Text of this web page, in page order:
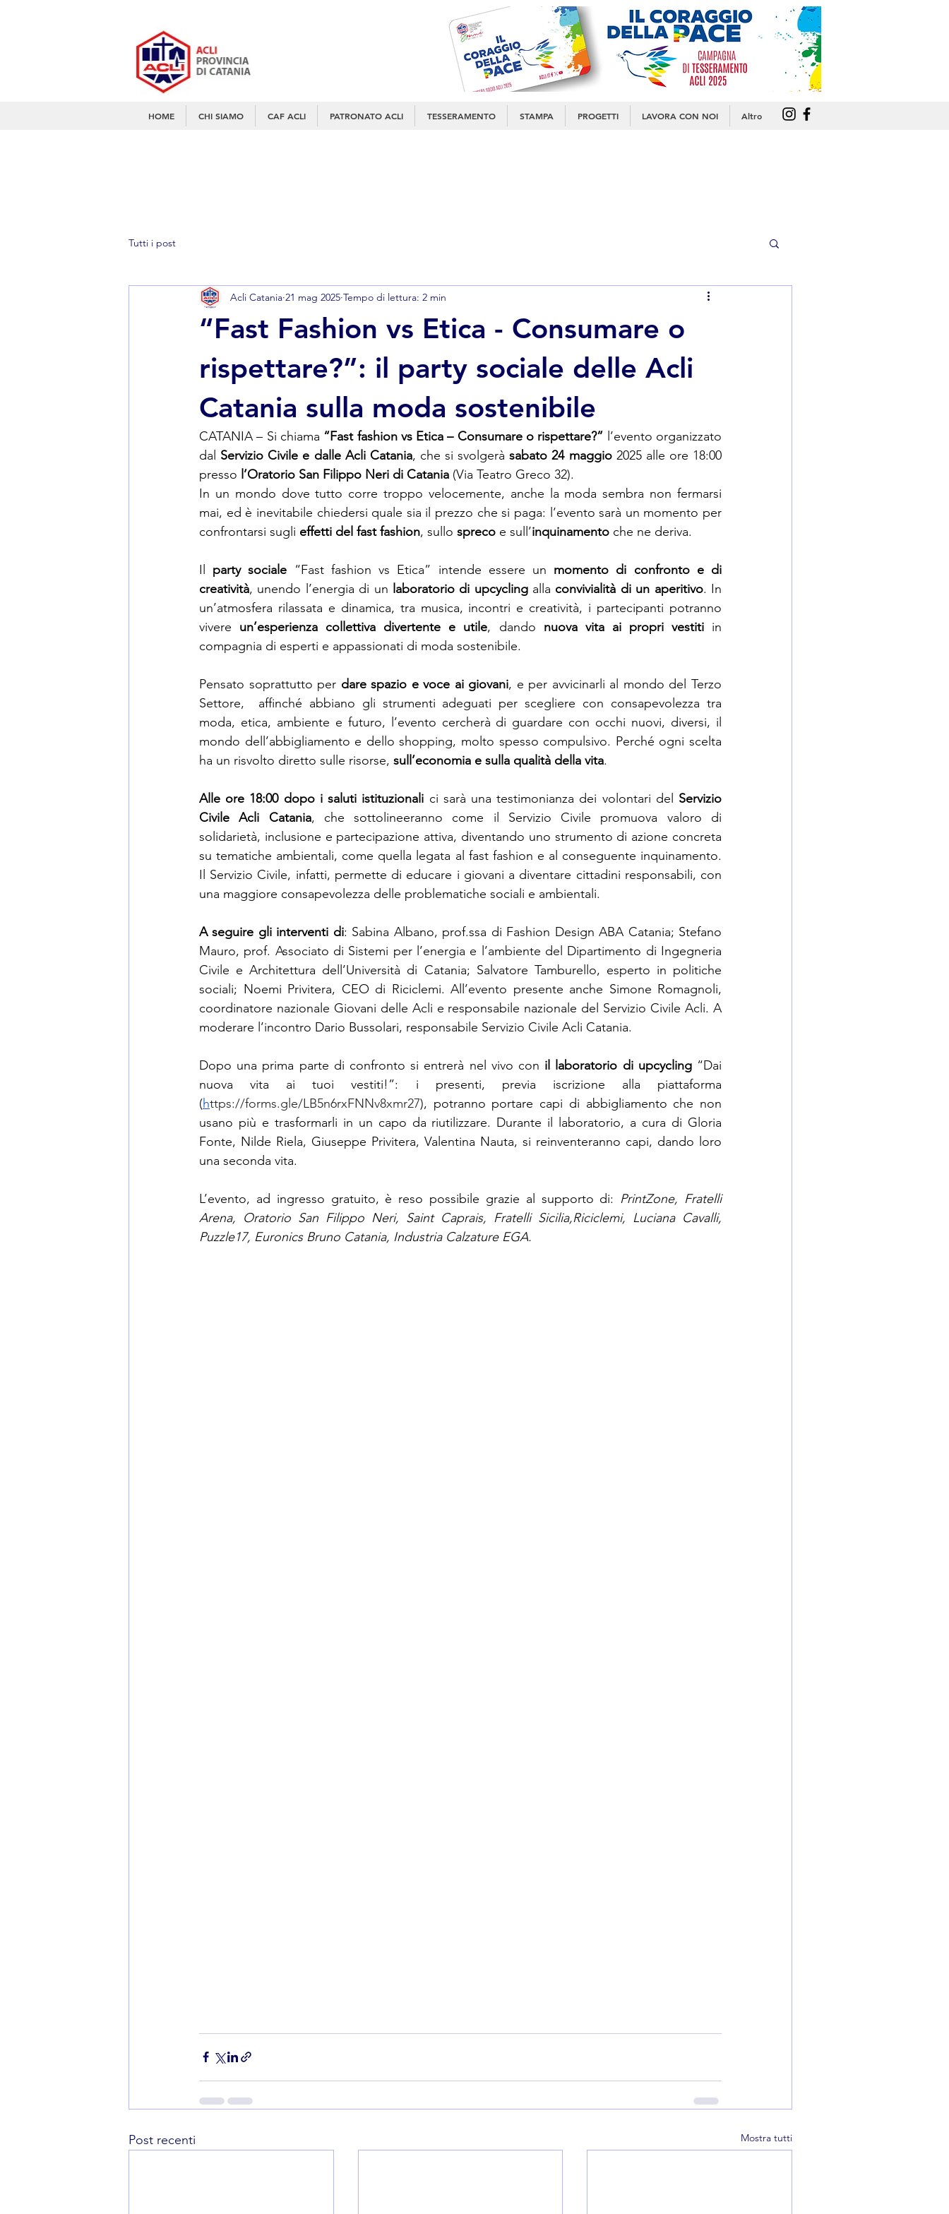
HOME CHI SIAMO CAF ACLI PATRONATO ACLI TESSERAMENTO STAMPA PROGETTI LAVORA CON NOI Altro
Tutti i post
“Fast Fashion vs Etica - Consumare o
rispettare?”: il party sociale delle Acli
Catania sulla moda sostenibile
Acli Catania 21 mag 2025 Tempo di lettura: 2 min
CATANIA – Si chiama “Fast fashion vs Etica – Consumare o rispettare?” l’evento organizzato
dal Servizio Civile e dalle Acli Catania, che si svolgerà sabato 24 maggio 2025 alle ore 18:00
presso l’Oratorio San Filippo Neri di Catania (Via Teatro Greco 32).
In un mondo dove tutto corre troppo velocemente, anche la moda sembra non fermarsi
mai, ed è inevitabile chiedersi quale sia il prezzo che si paga: l’evento sarà un momento per
confrontarsi sugli effetti del fast fashion, sullo spreco e sull’inquinamento che ne deriva.
Il party sociale “Fast fashion vs Etica” intende essere un momento di confronto e di
creatività, unendo l’energia di un laboratorio di upcycling alla convivialità di un aperitivo. In
un’atmosfera rilassata e dinamica, tra musica, incontri e creatività, i partecipanti potranno
vivere un’esperienza collettiva divertente e utile, dando nuova vita ai propri vestiti in
compagnia di esperti e appassionati di moda sostenibile.
Pensato soprattutto per dare spazio e voce ai giovani, e per avvicinarli al mondo del Terzo
Settore,  affinché abbiano gli strumenti adeguati per scegliere con consapevolezza tra
moda, etica, ambiente e futuro, l’evento cercherà di guardare con occhi nuovi, diversi, il
mondo dell’abbigliamento e dello shopping, molto spesso compulsivo. Perché ogni scelta
ha un risvolto diretto sulle risorse, sull’economia e sulla qualità della vita.
Alle ore 18:00 dopo i saluti istituzionali ci sarà una testimonianza dei volontari del Servizio
Civile Acli Catania, che sottolineeranno come il Servizio Civile promuova valoro di
solidarietà, inclusione e partecipazione attiva, diventando uno strumento di azione concreta
su tematiche ambientali, come quella legata al fast fashion e al conseguente inquinamento.
Il Servizio Civile, infatti, permette di educare i giovani a diventare cittadini responsabili, con
una maggiore consapevolezza delle problematiche sociali e ambientali.
A seguire gli interventi di: Sabina Albano, prof.ssa di Fashion Design ABA Catania; Stefano
Mauro, prof. Associato di Sistemi per l’energia e l’ambiente del Dipartimento di Ingegneria
Civile e Architettura dell’Università di Catania; Salvatore Tamburello, esperto in politiche
sociali; Noemi Privitera, CEO di Riciclemi. All’evento presente anche Simone Romagnoli,
coordinatore nazionale Giovani delle Acli e responsabile nazionale del Servizio Civile Acli. A
moderare l’incontro Dario Bussolari, responsabile Servizio Civile Acli Catania.
Dopo una prima parte di confronto si entrerà nel vivo con il laboratorio di upcycling “Dai
nuova vita ai tuoi vestiti!”: i presenti, previa iscrizione alla piattaforma
(https://forms.gle/LB5n6rxFNNv8xmr27), potranno portare capi di abbigliamento che non
usano più e trasformarli in un capo da riutilizzare. Durante il laboratorio, a cura di Gloria
Fonte, Nilde Riela, Giuseppe Privitera, Valentina Nauta, si reinventeranno capi, dando loro
una seconda vita.
L’evento, ad ingresso gratuito, è reso possibile grazie al supporto di: PrintZone, Fratelli
Arena, Oratorio San Filippo Neri, Saint Caprais, Fratelli Sicilia,Riciclemi, Luciana Cavalli,
Puzzle17, Euronics Bruno Catania, Industria Calzature EGA.
Post recenti Mostra tutti